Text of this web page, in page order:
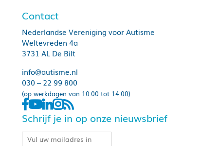
Contact
Nederlandse Vereniging voor Autisme
Weltevreden 4a
3731 AL De Bilt
info@autisme.nl
030 – 22 99 800
(op werkdagen van 10.00 tot 14.00)
Schrijf je in op onze nieuwsbrief